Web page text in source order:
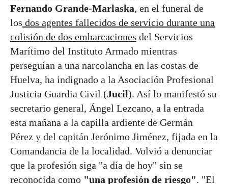
Fernando Grande-Marlaska, en el funeral de
los dos agentes fallecidos de servicio durante una
colisión de dos embarcaciones del Servicios
Marítimo del Instituto Armado mientras
perseguían a una narcolancha en las costas de
Huelva, ha indignado a la Asociación Profesional
Justicia Guardia Civil (Jucil). Así lo manifestó su
secretario general, Ángel Lezcano, a la entrada
esta mañana a la capilla ardiente de Germán
Pérez y del capitán Jerónimo Jiménez, fijada en la
Comandancia de la localidad. Volvió a denunciar
que la profesión siga "a día de hoy" sin se
reconocida como "una profesión de riesgo". "El